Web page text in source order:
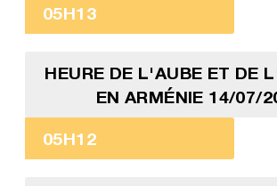
05H13
HEURE DE L'AUBE ET DE
EN ARMÉNIE 14/07/
05H12